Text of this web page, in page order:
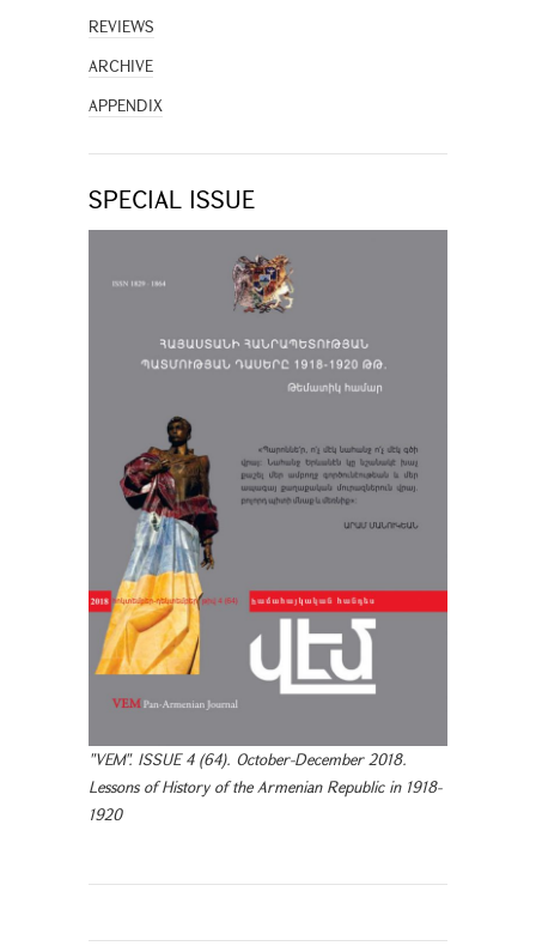
REVIEWS
ARCHIVE
APPENDIX
SPECIAL ISSUE
"VEM". ISSUE 4 (64). October-December 2018.
Lessons of History of the Armenian Republic in 1918-
1920